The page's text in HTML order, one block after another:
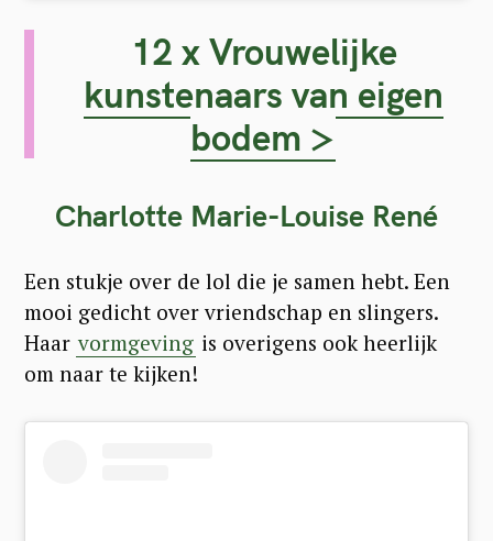
12 x Vrouwelijke
kunstenaars van eigen
bodem >
Charlotte Marie-Louise René
Een stukje over de lol die je samen hebt. Een
mooi gedicht over vriendschap en slingers.
Haar vormgeving is overigens ook heerlijk
om naar te kijken!